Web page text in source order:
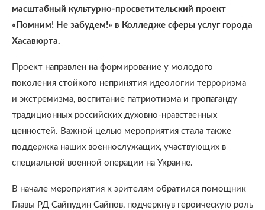
масштабный культурно-просветительский проект
«Помним! Не забудем!» в Колледже сферы услуг города
Хасавюрта.
Проект направлен на формирование у молодого
поколения стойкого непринятия идеологии терроризма
и экстремизма, воспитание патриотизма и пропаганду
традиционных российских духовно-нравственных
ценностей. Важной целью мероприятия стала также
поддержка наших военнослужащих, участвующих в
специальной военной операции на Украине.
В начале мероприятия к зрителям обратился помощник
Главы РД Сайпудин Сайпов, подчеркнув героическую роль